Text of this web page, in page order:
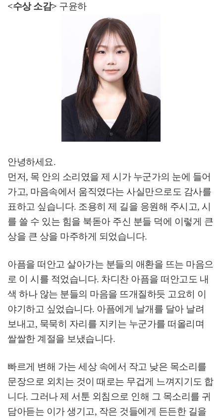
<수상 소감> 구윤하
안녕하세요.
먼저, 목 안의 소리였을 제 시가 누군가의 눈에 들어
가고, 마음속에서 움직였다는 사실만으로도 감사를
표하고 싶습니다. 조용히 제 길을 응원해 주시고, 시
를 쓸 수 있는 힘을 북돋아 주신 분들 덕에 이렇게 큰
상을 큰 상을 마주하게 되었습니다.
아픔을 떠안고 살아가는 분들의 애환을 뜨는 마음으
로 이 시를 적었습니다. 차디찬 아픔을 떠안고도 내
색 하나 않는 분들의 마음을 뜨개질하듯 고요히 이
야기하고 싶었습니다. 아픔에게 날개를 달아 날려
보내고, 묵묵히 자리를 지키는 누군가를 떠올리며
쌀쌀한 계절을 보냈습니다.
빠르게 변해 가는 세상 속에서 작고 낮은 목소리를
문장으로 외치는 것이 때로는 무겁게 느껴지기도 합
니다. 그러나 제 서툰 외침으로 인해 그 목소리를 귀
담아듣는 이가 생기고, 작은 것들에게 든든한 길을